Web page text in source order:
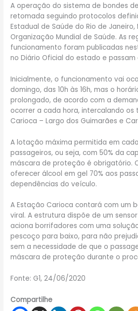
A operação do sistema de bondes
retomada seguindo protocolos
Estadual de Saúde do Rio de
Organização Mundial de Saúde. As
funcionamento foram publicadas
no Diário Oficial do estado e passam
Inicialmente, o funcionamento vai
domingo, das 10h às 16h, mas o
prolongado, de acordo com a
ocorrer a cada hora, intercalando os
Carioca – Largo dos Guimarães e
A lotação máxima permitida em
passageiros, ou seja, com 50% da
máscara de proteção é obrigatório.
oferecer álcool em gel 70% aos
dependências do veículo.
A Estação Carioca contará com um
viral. A estrutura dispõe de um
aciona borrifadores com uma
pescoço para baixo, para não
sem a necessidade de que o
máscara de proteção durante o
Fonte: G1, 24/06/2020
Compartilhe